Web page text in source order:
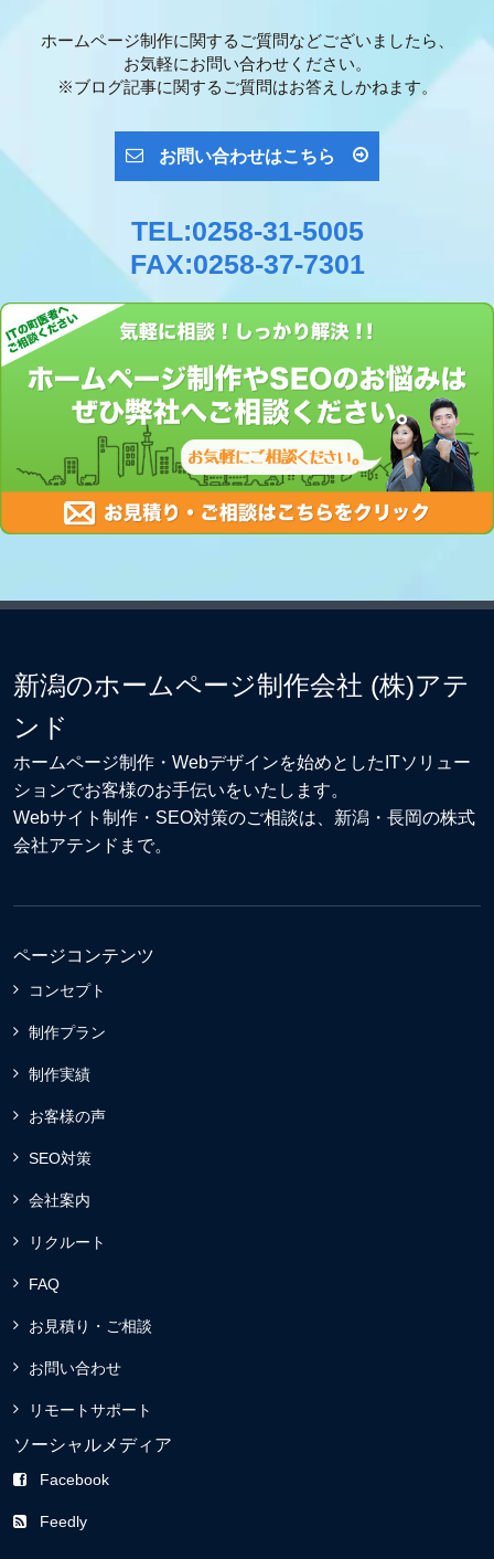
ホームページ制作に関するご質問などございましたら、
お気軽にお問い合わせください。
※ブログ記事に関するご質問はお答えしかねます。
お問い合わせはこちら
TEL:0258-31-5005
FAX:0258-37-7301
新潟のホームページ制作会社 (株)アテ
ンド
ホームページ制作・Webデザインを始めとしたITソリュー
ションでお客様のお手伝いをいたします。
Webサイト制作 ・ SEO対策のご相談は、新潟・長岡の株式
会社アテンドまで。
ページコンテンツ
コンセプト
制作プラン
制作実績
お客様の声
SEO対策
会社案内
リクルート
FAQ
お見積り・ご相談
お問い合わせ
リモートサポート
ソーシャルメディア
Facebook
Feedly